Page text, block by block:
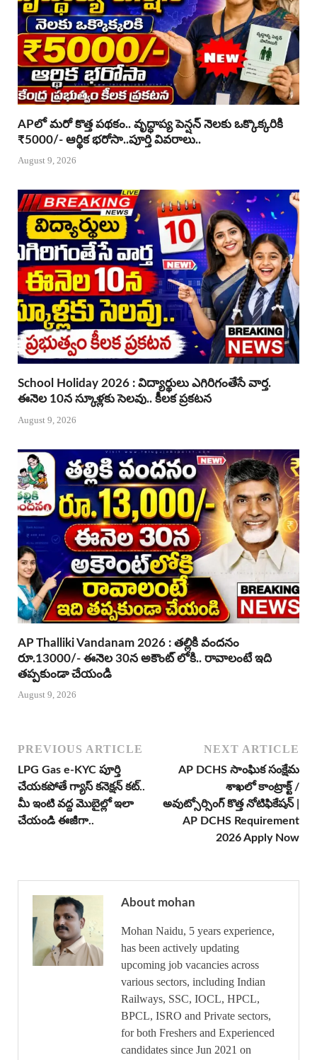
APలో మరో కొత్త పథకం.. వృద్ధాప్య పెన్షన్ నెలకు ఒక్కొక్కరికి
₹5000/- ఆర్థిక భరోసా..పూర్తి వివరాలు..
August 9, 2026
School Holiday 2026 : విద్యార్థులు ఎగిరిగంతేసే వార్త.
ఈనెల 10న స్కూళ్లకు సెలవు.. కీలక ప్రకటన
August 9, 2026
AP Thalliki Vandanam 2026 : తల్లికి వందనం
రూ.13000/- ఈనెల 30న అకౌంట్ లోకి.. రావాలంటే ఇది
తప్పకుండా చేయండి
August 9, 2026
PREVIOUS ARTICLE
LPG Gas e-KYC పూర్తి
చేయకపోతే గ్యాస్ కనెక్షన్ కట్..
మీ ఇంటి వద్ద మొబైల్లో ఇలా
చేయండి ఈజీగా..
NEXT ARTICLE
AP DCHS సాంఘిక సంక్షేమ
శాఖలో కాంట్రాక్ట్ /
అవుట్సోర్సింగ్ కొత్త నోటిఫికేషన్ |
AP DCHS Requirement
2026 Apply Now
About mohan
Mohan Naidu, 5 years experience,
has been actively updating
upcoming job vacancies across
various sectors, including Indian
Railways, SSC, IOCL, HPCL,
BPCL, ISRO and Private sectors,
for both Freshers and Experienced
candidates since Jun 2021 on